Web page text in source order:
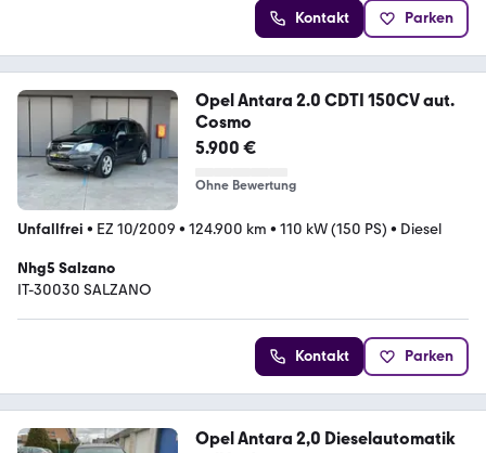
Kontakt Parken
Opel Antara 2.0 CDTI 150CV aut.
Cosmo
5.900 €
Ohne Bewertung
Unfallfrei • EZ 10/2009 • 124.900 km • 110 kW (150 PS) • Diesel
Nhg5 Salzano
IT-30030 SALZANO
Kontakt Parken
Opel Antara 2,0 Dieselautomatik